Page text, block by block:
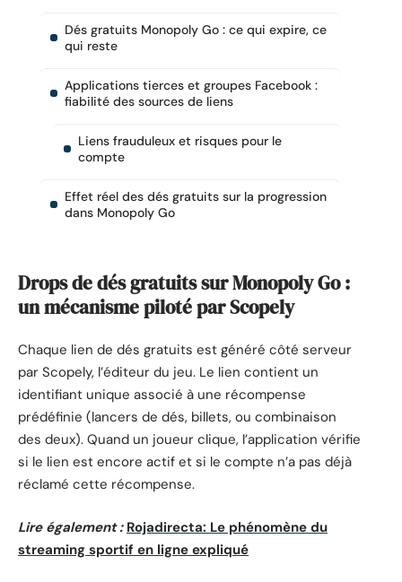
Dés gratuits Monopoly Go : ce qui expire, ce
qui reste
Applications tierces et groupes Facebook :
fiabilité des sources de liens
Liens frauduleux et risques pour le
compte
Effet réel des dés gratuits sur la progression
dans Monopoly Go
Drops de dés gratuits sur Monopoly Go :
un mécanisme piloté par Scopely
Chaque lien de dés gratuits est généré côté serveur
par Scopely, l’éditeur du jeu. Le lien contient un
identifiant unique associé à une récompense
prédéfinie (lancers de dés, billets, ou combinaison
des deux). Quand un joueur clique, l’application vérifie
si le lien est encore actif et si le compte n’a pas déjà
réclamé cette récompense.
Lire également : Rojadirecta: Le phénomène du
streaming sportif en ligne expliqué